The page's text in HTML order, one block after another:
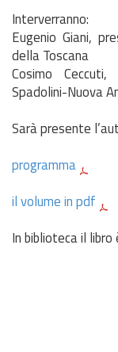
Interverranno:
Eugenio Giani,
della Toscana
Cosimo
Spadolini-Nuova
Sarà presente
programma
il volume in pdf
In biblioteca il